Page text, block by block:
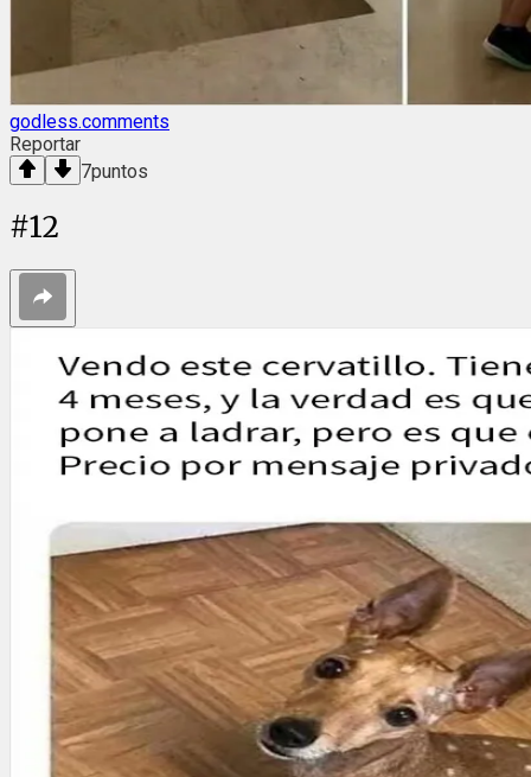
godless.comments
Reportar
7puntos
#12